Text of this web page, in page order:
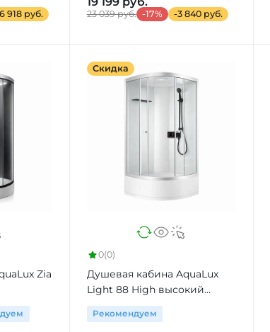
918 руб. 23 039 руб. -17% -3 840 руб.
Zia
Скидка
0(0)
Душевая кабина AquaLux
Light 88 High высокий
поддон
Рекомендуем